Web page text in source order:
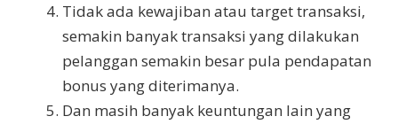
Tidak ada kewajiban atau target transaksi,
semakin banyak transaksi yang dilakukan
pelanggan semakin besar pula pendapatan
bonus yang diterimanya.
Dan masih banyak keuntungan lain yang